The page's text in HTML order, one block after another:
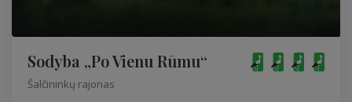
Sodyba „Po Vienu Rūmu“
Šalčininkų rajonas